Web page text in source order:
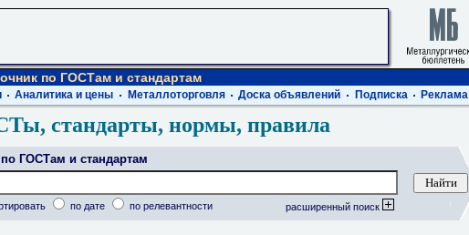
по ГОСТам и стандартам
Аналитика и цены Металлоторговля Доска объявлений Подписка Реклама
стандарты, нормы, правила
ГОСТам и стандартам
по дате по релевантности расширенный поиск